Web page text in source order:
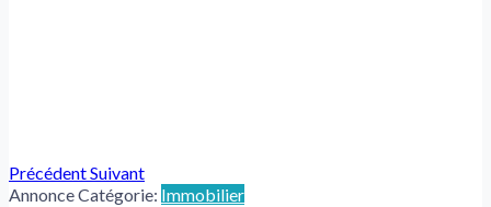
PrécédentSuivant
Annonce Catégorie: Immobilier